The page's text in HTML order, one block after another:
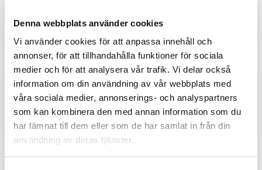
Denna webbplats använder cookies
Vi använder cookies för att anpassa innehåll och
annonser, för att tillhandahålla funktioner för sociala
medier och för att analysera vår trafik. Vi delar också
information om din användning av vår webbplats med
våra sociala medier, annonserings- och analyspartners
som kan kombinera den med annan information som du
har lämnat till dem eller som de har samlat in från din
användning av deras tjänster.
FÖRSTORING 17 CM
199 SEK
502-90
SMINKSPEGEL PÅ ARM MED
FÖRSTORING 17 CM
DIAMETER
199SEK Lägg till